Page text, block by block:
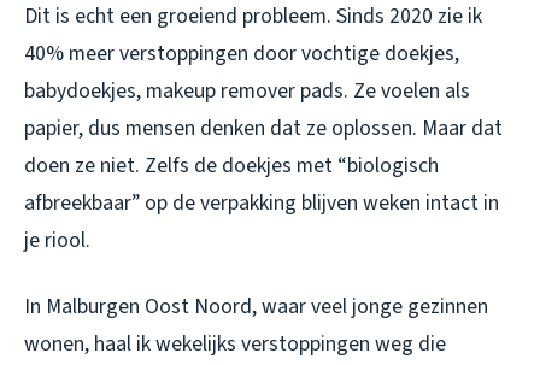
Dit is echt een groeiend probleem. Sinds 2020 zie ik
40% meer verstoppingen door vochtige doekjes,
babydoekjes, makeup remover pads. Ze voelen als
papier, dus mensen denken dat ze oplossen. Maar dat
doen ze niet. Zelfs de doekjes met “biologisch
afbreekbaar” op de verpakking blijven weken intact in
je riool.
In Malburgen Oost Noord, waar veel jonge gezinnen
wonen, haal ik wekelijks verstoppingen weg die